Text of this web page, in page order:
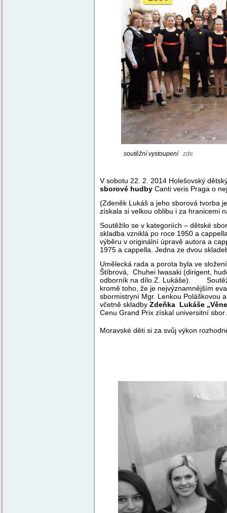
soutěžní vystoupení zde
V sobotu 22. 2. 2014 Holešovský
sborové hudby Canti veris Praga o
(Zdeněk Lukáš a jeho sborová tvorba
získala si velkou oblibu i za hranicemi
Soutěžilo se v kategoriích – dětské
skladba vzniklá po roce 1950 a
výběru v originální úpravě autora a
1975 a cappella. Jedna ze dvou
Umělecká rada a porota byla ve
Štíbrová, Chuhei Iwasaki (dirigent,
odborník na dílo Z. Lukáše).
kromě toho, že je nejvýznamnějším
sbormistryní Mgr. Lenkou Poláškovou
včetně skladby Zdeňka Lukáše
Cenu Grand Prix získal universitní
Moravské děti si za svůj výkon